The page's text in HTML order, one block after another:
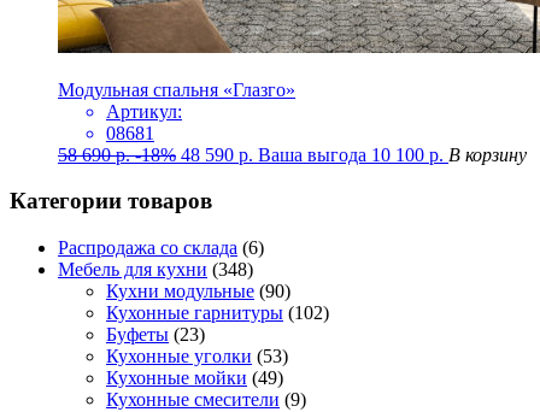
Модульная спальня «Глазго»
Артикул:
08681
58 690р. -18% 48 590 р. Ваша выгода 10 100 р. В корзину
Категории товаров
Распродажа со склада (6)
Мебель для кухни (348)
Кухни модульные (90)
Кухонные гарнитуры (102)
Буфеты (23)
Кухонные уголки (53)
Кухонные мойки (49)
Кухонные смесители (9)